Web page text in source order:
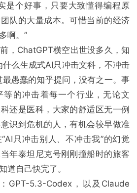
是个好事，只要大致懂得编程原
队的大量成本。可惜当前的经济
啊。”
，ChatGPT横空出世没多久，知
什么生成式AI只冲击文科，不冲击
最愚蠢的知乎提问，没有之一。事
等的冲击着每一个行业，无论文
还是医科，大家的舒适区无一例
识到危机的人，有机会较早做准
只冲击别人、不冲击我”的幻觉
年泰坦尼克号刚刚撞船时的旅客
道自己快完了。
GPT-5.3-Codex，以及Claude